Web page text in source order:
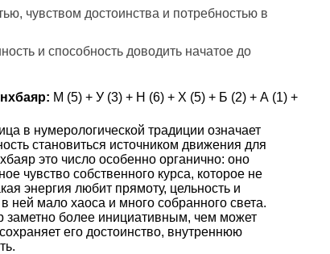
чувством достоинства и потребностью в
и способность доводить начатое до
М (5) + У (3) + Н (6) + Х (5) + Б (2) + А (1) +
в нумерологической традиции означает
становиться источником движения для
это число особенно органично: оно
чувство собственного курса, которое не
энергия любит прямоту, цельность и
ней мало хаоса и много собранного света.
заметно более инициативным, чем может
его достоинство, внутреннюю